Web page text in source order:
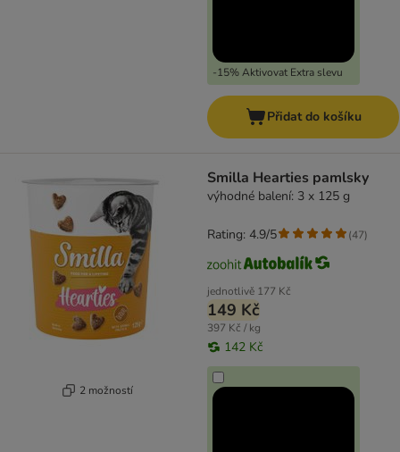
-15% Aktivovat Extra slevu
Přidat do košíku
2 možností
Smilla Hearties pamlsky
výhodné balení: 3 x 125 g
jednotlivě 177 Kč
149 Kč
397 Kč / kg
142 Kč
Rating: 4.9/5 (47)